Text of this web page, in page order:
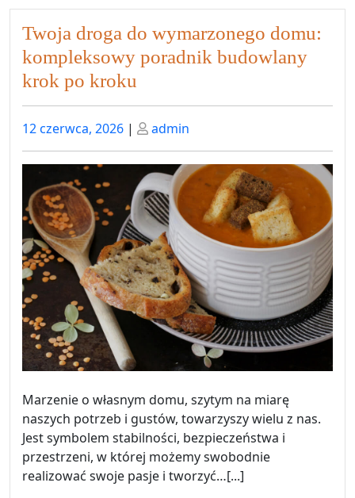
Twoja droga do wymarzonego domu:
kompleksowy poradnik budowlany
krok po kroku
Posted
on
12 czerwca, 2026 | Posted
on
admin
Marzenie o własnym domu, szytym na miarę
naszych potrzeb i gustów, towarzyszy wielu z nas.
Jest symbolem stabilności, bezpieczeństwa i
przestrzeni, w której możemy swobodnie
realizować swoje pasje i tworzyć…[...]